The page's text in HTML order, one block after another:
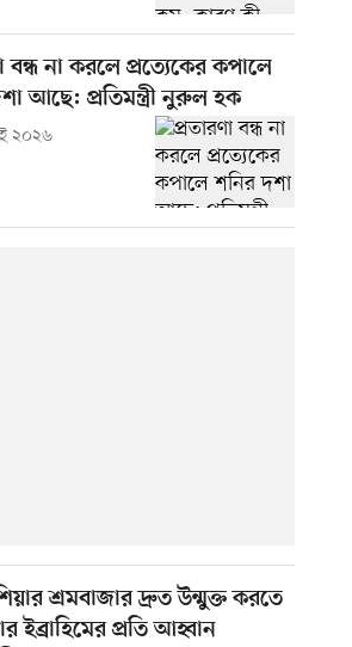
বন্ধ না করলে প্রত্যেকের কপালে
আছে: প্রতিমন্ত্রী নুরুল হক
২০২৬
শ্রমবাজার দ্রুত উন্মুক্ত করতে
ইব্রাহিমের প্রতি আহ্বান